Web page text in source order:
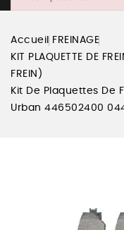
Accueil
FREINAGE
KIT PLAQUETTE DE
FREIN)
Kit De Plaquettes De
Urban 446502400